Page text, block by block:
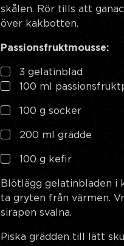
skålen. Rör tills att
över kakbotten.
Passionsfruktmousse:
3 gelatinblad
100 ml
100 g socker
200 ml grädde
100 g kefir
Blötlägg gelatinbladen i
ta gryten från värmen.
sirapen svalna.
Piska grädden till lätt